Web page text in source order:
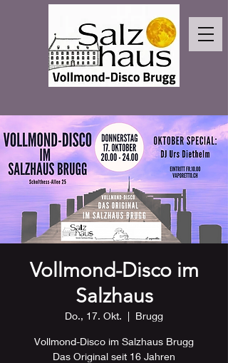
Vollmond-Disco im
Salzhaus
Do., 17. Okt.
  |
Brugg
Vollmond-Disco im Salzhaus Brugg
Das Original seit 16 Jahren